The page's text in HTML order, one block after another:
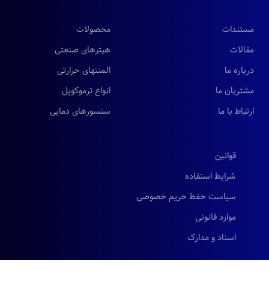
مستندات
مقالات
درباره ما
مشتریان ما
ارتباط با ما
محصولات
هیترهای صنعتی
المنتهای حرارتی
انواع ترموکوپل
سنسورهای دمایی
قوانین
شرایط استفاده
سیاست حفظ حریم خصوصی
موارد قانونی
اسناد و مدارک